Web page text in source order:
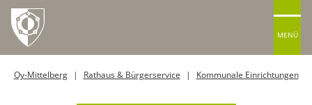
MENÜ
Oy-Mittelberg Rathaus & Bürgerservice Kommunale Einrichtungen